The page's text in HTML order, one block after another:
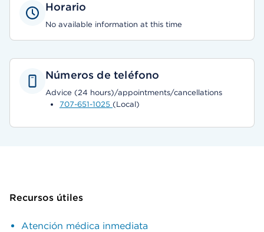
Horario
No available information at this time
Números de teléfono
Advice (24 hours)/appointments/cancellations
707-651-1025 (Local)
Recursos útiles
Atención médica inmediata